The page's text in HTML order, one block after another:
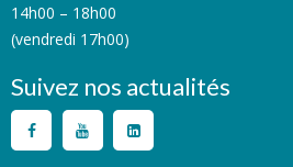
14h00 – 18h00
(vendredi 17h00)
Suivez nos actualités